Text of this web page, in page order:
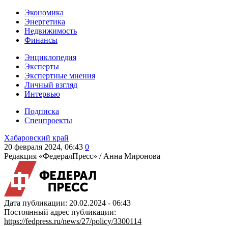
Экономика
Энергетика
Недвижимость
Финансы
Энциклопедия
Эксперты
Экспертные мнения
Личный взгляд
Интервью
Подписка
Спецпроекты
Хабаровский край
20 февраля 2024, 06:43 0
Редакция «ФедералПресс» / Анна Миронова
Дата публикации: 20.02.2024 - 06:43
Постоянный адрес публикации:
https://fedpress.ru/news/27/policy/3300114